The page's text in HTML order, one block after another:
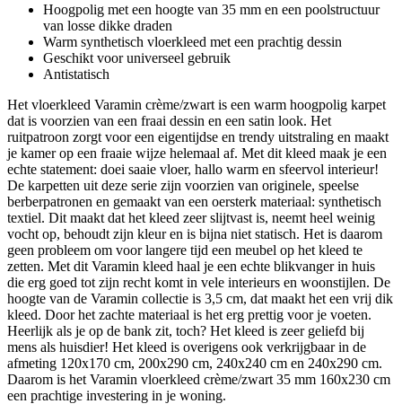
Hoogpolig met een hoogte van 35 mm en een poolstructuur
van losse dikke draden
Warm synthetisch vloerkleed met een prachtig dessin
Geschikt voor universeel gebruik
Antistatisch
Het vloerkleed Varamin crème/zwart is een warm hoogpolig karpet
dat is voorzien van een fraai dessin en een satin look. Het
ruitpatroon zorgt voor een eigentijdse en trendy uitstraling en maakt
je kamer op een fraaie wijze helemaal af. Met dit kleed maak je een
echte statement: doei saaie vloer, hallo warm en sfeervol interieur!
De karpetten uit deze serie zijn voorzien van originele, speelse
berberpatronen en gemaakt van een oersterk materiaal: synthetisch
textiel. Dit maakt dat het kleed zeer slijtvast is, neemt heel weinig
vocht op, behoudt zijn kleur en is bijna niet statisch. Het is daarom
geen probleem om voor langere tijd een meubel op het kleed te
zetten. Met dit Varamin kleed haal je een echte blikvanger in huis
die erg goed tot zijn recht komt in vele interieurs en woonstijlen. De
hoogte van de Varamin collectie is 3,5 cm, dat maakt het een vrij dik
kleed. Door het zachte materiaal is het erg prettig voor je voeten.
Heerlijk als je op de bank zit, toch? Het kleed is zeer geliefd bij
mens als huisdier! Het kleed is overigens ook verkrijgbaar in de
afmeting 120x170 cm, 200x290 cm, 240x240 cm en 240x290 cm.
Daarom is het Varamin vloerkleed crème/zwart 35 mm 160x230 cm
een prachtige investering in je woning.